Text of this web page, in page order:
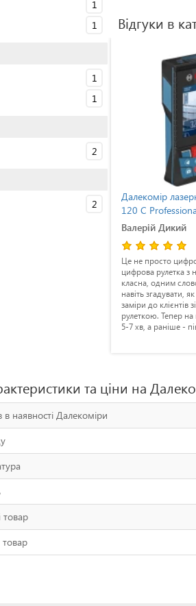
1
1
1
1
2
2
Відгуки в
Далекомір
120 C
Валерій Дикий
Це не просто
цифрова рулетка з
класна, одним
навіть згадувати,
заміри до клієнтів
рулеткою. Тепер
5-7 хв, а раніше -
та ціни на
в наявності Далекоміри